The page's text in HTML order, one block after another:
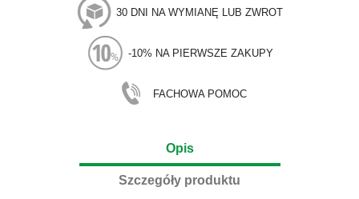
30 DNI NA WYMIANĘ LUB ZWROT
-10% NA PIERWSZE ZAKUPY
FACHOWA POMOC
Opis
Szczegóły produktu